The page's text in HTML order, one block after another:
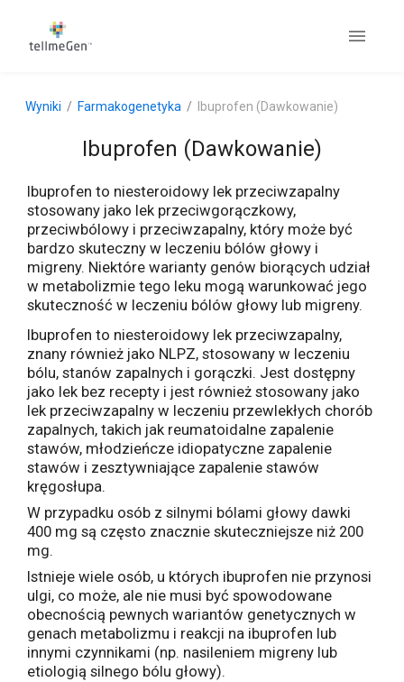
Wyniki Farmakogenetyka Ibuprofen (Dawkowanie)
Ibuprofen (Dawkowanie)
Ibuprofen to niesteroidowy lek przeciwzapalny
stosowany jako lek przeciwgorączkowy,
przeciwbólowy i przeciwzapalny, który może być
bardzo skuteczny w leczeniu bólów głowy i
migreny. Niektóre warianty genów biorących udział
w metabolizmie tego leku mogą warunkować jego
skuteczność w leczeniu bólów głowy lub migreny.
Ibuprofen to niesteroidowy lek przeciwzapalny,
znany również jako NLPZ, stosowany w leczeniu
bólu, stanów zapalnych i gorączki. Jest dostępny
jako lek bez recepty i jest również stosowany jako
lek przeciwzapalny w leczeniu przewlekłych chorób
zapalnych, takich jak reumatoidalne zapalenie
stawów, młodzieńcze idiopatyczne zapalenie
stawów i zesztywniające zapalenie stawów
kręgosłupa.
W przypadku osób z silnymi bólami głowy dawki
400 mg są często znacznie skuteczniejsze niż 200
mg.
Istnieje wiele osób, u których ibuprofen nie przynosi
ulgi, co może, ale nie musi być spowodowane
obecnością pewnych wariantów genetycznych w
genach metabolizmu i reakcji na ibuprofen lub
innymi czynnikami (np. nasileniem migreny lub
etiologią silnego bólu głowy).